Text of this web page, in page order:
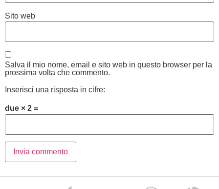
Sito web
Salva il mio nome, email e sito web in questo browser per la
prossima volta che commento.
Inserisci una risposta in cifre:
due × 2 =